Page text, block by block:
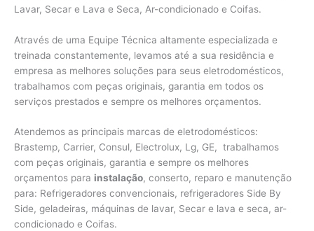
Lavar, Secar e Lava e Seca, Ar-condicionado e Coifas.
Através de uma Equipe Técnica altamente especializada e
treinada constantemente, levamos até a sua residência e
empresa as melhores soluções para seus eletrodomésticos,
trabalhamos com peças originais, garantia em todos os
serviços prestados e sempre os melhores orçamentos.
Atendemos as principais marcas de eletrodomésticos:
Brastemp, Carrier, Consul, Electrolux, Lg, GE, trabalhamos
com peças originais, garantia e sempre os melhores
orçamentos para instalação, conserto, reparo e manutenção
para: Refrigeradores convencionais, refrigeradores Side By
Side, geladeiras, máquinas de lavar, Secar e lava e seca, ar-
condicionado e Coifas.